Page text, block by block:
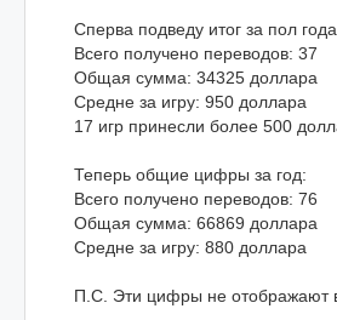
Сперва подведу итог за пол
Всего получено переводов: 37
Общая сумма: 34325 доллара
Средне за игру: 950 доллара
17 игр принесли более 500
Теперь общие цифры за год:
Всего получено переводов: 76
Общая сумма: 66869 доллара
Средне за игру: 880 доллара
П.С. Эти цифры не отображают